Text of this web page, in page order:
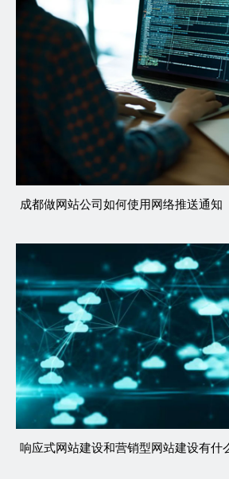
成都做网站公司如何使用网络推送通知
响应式网站建设和营销型网站建设有什